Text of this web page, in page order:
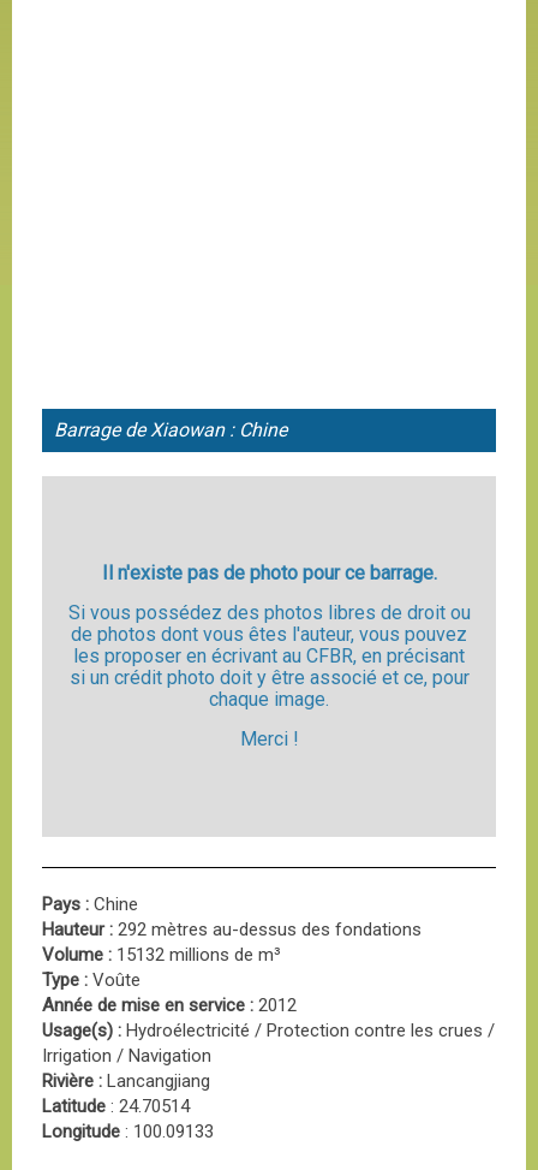
Barrage de Xiaowan : Chine
Il n'existe pas de photo pour ce barrage.
Si vous possédez des photos libres de droit ou
de photos dont vous êtes l'auteur, vous pouvez
les proposer en écrivant au CFBR, en précisant
si un crédit photo doit y être associé et ce, pour
chaque image.
Merci !
Pays : Chine
Hauteur : 292 mètres au-dessus des fondations
Volume : 15132 millions de m³
Type : Voûte
Année de mise en service : 2012
Usage(s) : Hydroélectricité / Protection contre les crues /
Irrigation / Navigation
Rivière : Lancangjiang
Latitude : 24.70514
Longitude : 100.09133